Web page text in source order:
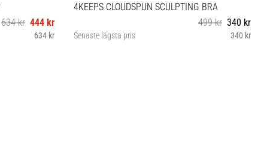
634 kr 444 kr
634 kr
4KEEPS CLOUDSPUN SCULPTING BRA
499 kr 340 kr
Senaste lägsta pris 340 kr